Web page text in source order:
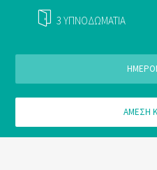
3 ΥΠΝΟΔΩΜΑΤΙΑ
ΑΜΕΣΗ